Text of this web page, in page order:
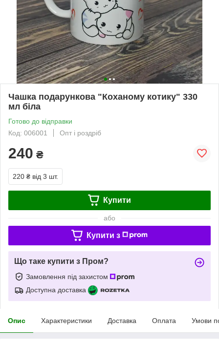
Чашка подарункова "Коханому котику" 330
мл біла
Готово до відправки
Код: 006001
Опт і роздріб
240 ₴
220 ₴ від 3 шт.
Купити
або
Купити з
Що таке купити з Пром?
Замовлення під захистом
Доступна доставка
Опис Характеристики Доставка Оплата Умови